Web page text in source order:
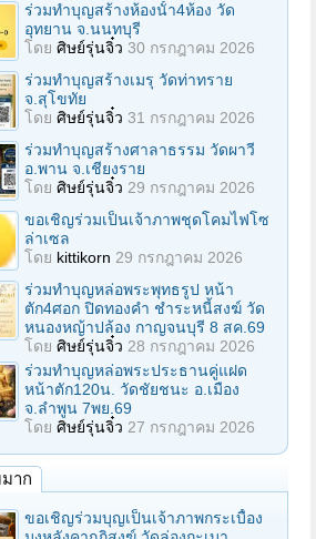
ร่วมทําบุญสร้างห้องนั้า4ห้อง วัด
อุทยาน จ.นนทบุรี
โดย ศิษย์รุ่นจิ๋ว 30 กรกฎาคม 2026
ร่วมทําบุญสร้างเมรุ วัดท่าทราย
จ.สุโขทัย
โดย ศิษย์รุ่นจิ๋ว 31 กรกฎาคม 2026
ร่วมทําบุญสร้างศาลาธรรม วัดผาวี
อ.พาน จ.เชียงราย
โดย ศิษย์รุ่นจิ๋ว 29 กรกฎาคม 2026
ขอเชิญร่วมเป็นเจ้าภาพชุดโคมไฟโซ
ล่าเซล
โดย kittikorn 29 กรกฎาคม 2026
ร่วมทําบุญหล่อพระพุทธรูป หน้า
ตัก4ศอก ปิดทองคํา ชําระหนี้สงฆ์ วัด
หนองหญ้าปล้อง กาญจนบุรี 8 สค.69
โดย ศิษย์รุ่นจิ๋ว 28 กรกฎาคม 2026
ร่วมทําบุญหล่อพระประธานคู่แฝด
หน้าตัก120น. วัดชัยชนะ อ.เมือง
จ.ลำพูน 7พย.69
โดย ศิษย์รุ่นจิ๋ว 27 กรกฎาคม 2026
าก
ขอเชิญร่วมบุญเป็นเจ้าภาพกระเบื้อง